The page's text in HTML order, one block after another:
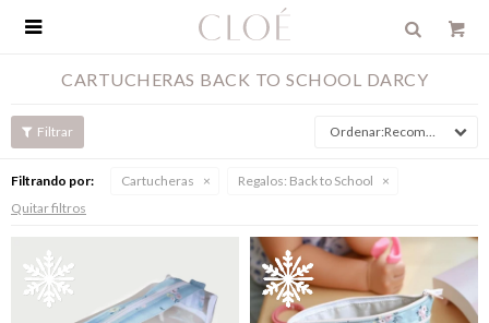

CARTUCHERAS BACK TO SCHOOL DARCY
Recomendados
Filtrando por: Cartucheras Regalos: Back to School
Quitar filtros